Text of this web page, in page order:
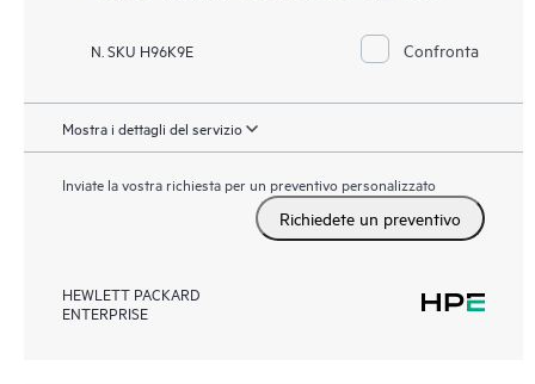
N. SKU H96K9E Confronta
Mostra i dettagli del servizio
Inviate la vostra richiesta per un preventivo personalizzato
Richiedete un preventivo
HEWLETT PACKARD
ENTERPRISE